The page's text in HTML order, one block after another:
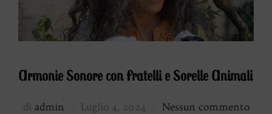
Armonie Sonore con Fratelli e Sorelle Animali
di admin
Pubblicato
Luglio 4, 2024 Nessun commento